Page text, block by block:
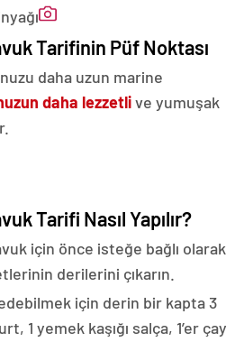
Tarifinin Püf Noktası
daha uzun marine
daha lezzetlive yumuşak
Tarifi Nasıl Yapılır?
için önce isteğe bağlı olarak
derilerini çıkarın.
için derin bir kapta 3
1 yemek kaşığı salça, 1’er çay